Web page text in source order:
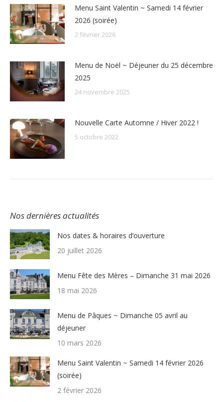
Menu Saint Valentin ~ Samedi 14 février
2026 (soirée)
2 février 2026
Menu de Noël ~ Déjeuner du 25 décembre
2025
24 novembre 2025
Nouvelle Carte Automne / Hiver 2022 !
5 octobre 2022
Nos dernières actualités
Nos dates & horaires d’ouverture
20 juillet 2026
Menu Fête des Mères – Dimanche 31 mai 2026
18 mai 2026
Menu de Pâques ~ Dimanche 05 avril au
déjeuner
10 mars 2026
Menu Saint Valentin ~ Samedi 14 février 2026
(soirée)
2 février 2026